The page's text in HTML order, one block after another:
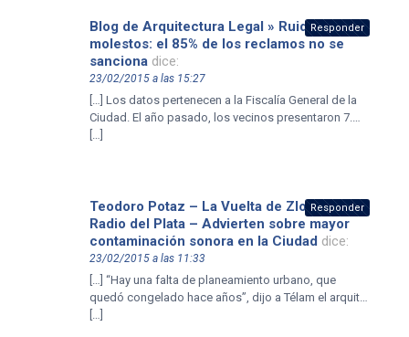
Blog de Arquitectura Legal » Ruidos
molestos: el 85% de los reclamos no se
sanciona dice:
23/02/2015 a las 15:27
[…] Los datos pertenecen a la Fiscalía General de la
Ciudad. El año pasado, los vecinos presentaron 7.…
[…]
Responder
Teodoro Potaz – La Vuelta de Zloto –
Radio del Plata – Advierten sobre mayor
contaminación sonora en la Ciudad dice:
23/02/2015 a las 11:33
[…] “Hay una falta de planeamiento urbano, que
quedó congelado hace años”, dijo a Télam el arquit…
[…]
Responder